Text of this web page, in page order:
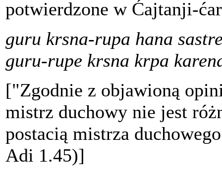
potwierdzone w Ćajtanji-
guru krsna-rupa hana
guru-rupe krsna krpa
["Zgodnie z objawioną
mistrz duchowy nie jest
postacią mistrza
Adi 1.45)]